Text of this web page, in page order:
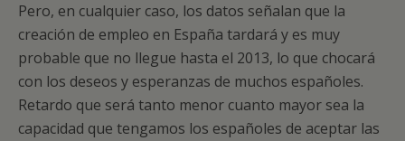
Pero, en cualquier caso, los datos señalan que la
creación de empleo en España tardará y es muy
probable que no llegue hasta el 2013, lo que chocará
con los deseos y esperanzas de muchos españoles.
Retardo que será tanto menor cuanto mayor sea la
capacidad que tengamos los españoles de aceptar las